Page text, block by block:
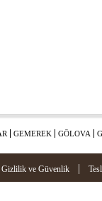
GEMEREK GÖLOVA
Gizlilik ve Güvenlik |